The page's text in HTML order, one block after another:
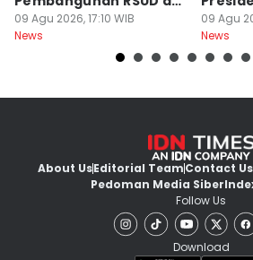
Gedung Inspektorat
09 Agu 2026, 17:10 WIB
News
09 Agu
News
About UsEditorial TeamContact Us
Pedoman Media Siber
Follow Us
Download